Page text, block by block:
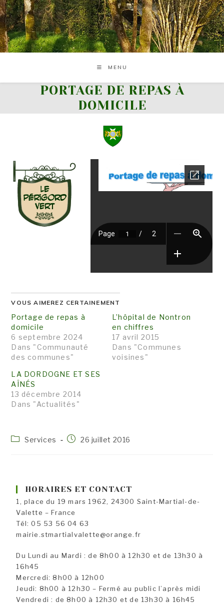
Skip
to
content
MENU
PORTAGE DE REPAS À
DOMICILE
VOUS AIMEREZ CERTAINEMENT
Portage de repas à
domicile
6 septembre 2024
Dans "Communauté
des communes"
L’hôpital de Nontron
en chiffres
17 avril 2015
Dans "Communes
voisines"
LA DORDOGNE ET SES
AÎNÉS
13 décembre 2014
Dans "Actualités"
PostServices
Publication
26 juillet 2016
HORAIRES ET CONTACT
1, place du 19 mars 1962, 24300 Saint-Martial-de-
Valette – France
Tél: 05 53 56 04 63
mairie.stmartialvalette@orange.fr
Du Lundi au Mardi : de 8h00 à 12h30 et de 13h30 à
16h45
Mercredi: 8h00 à 12h00
Jeudi: 8h00 à 12h30 – Fermé au public l’après midi
Vendredi : de 8h00 à 12h30 et de 13h30 à 16h45